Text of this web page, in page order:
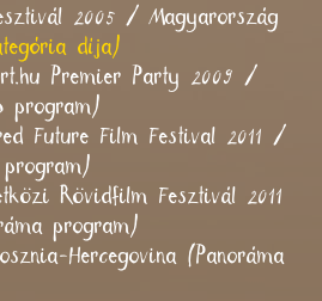
2005 / Magyarország
díja)
Premier Party 2009 /
program)
Future Film Festival 2011 /
program)
Rövidfilm Fesztivál 2011
program)
Hercegovina (Panoráma